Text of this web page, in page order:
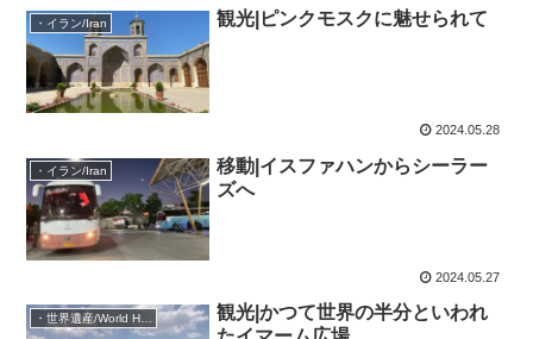
・イラン/Iran 観光|ピンクモスクに魅せられて
2024.05.28
・イラン/Iran
移動|イスファハンからシーラー
ズへ
2024.05.27
・世界遺産/World Heritage Site
観光|かつて世界の半分といわれ